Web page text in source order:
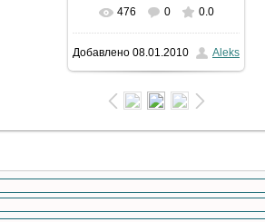
В реальном размере
751x500/ 122.3Kb
476 0 0.0
Добавлено 08.01.2010 Aleks